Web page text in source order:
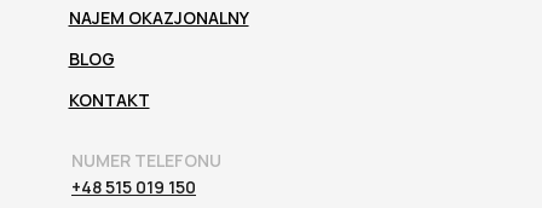
BLOG
NAJEM OKAZJONALNY
KONTAKT
NUMER TELEFONU
+48 515 019 150